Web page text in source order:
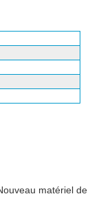
matériel de